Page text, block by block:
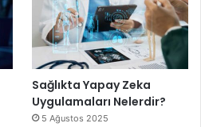
Sağlıkta Yapay Zeka
Uygulamaları Nelerdir?
5 Ağustos 2025